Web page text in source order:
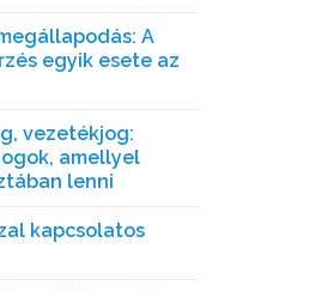
A
egyik esete az
vezetékjog:
amellyel
lenni
kapcsolatos